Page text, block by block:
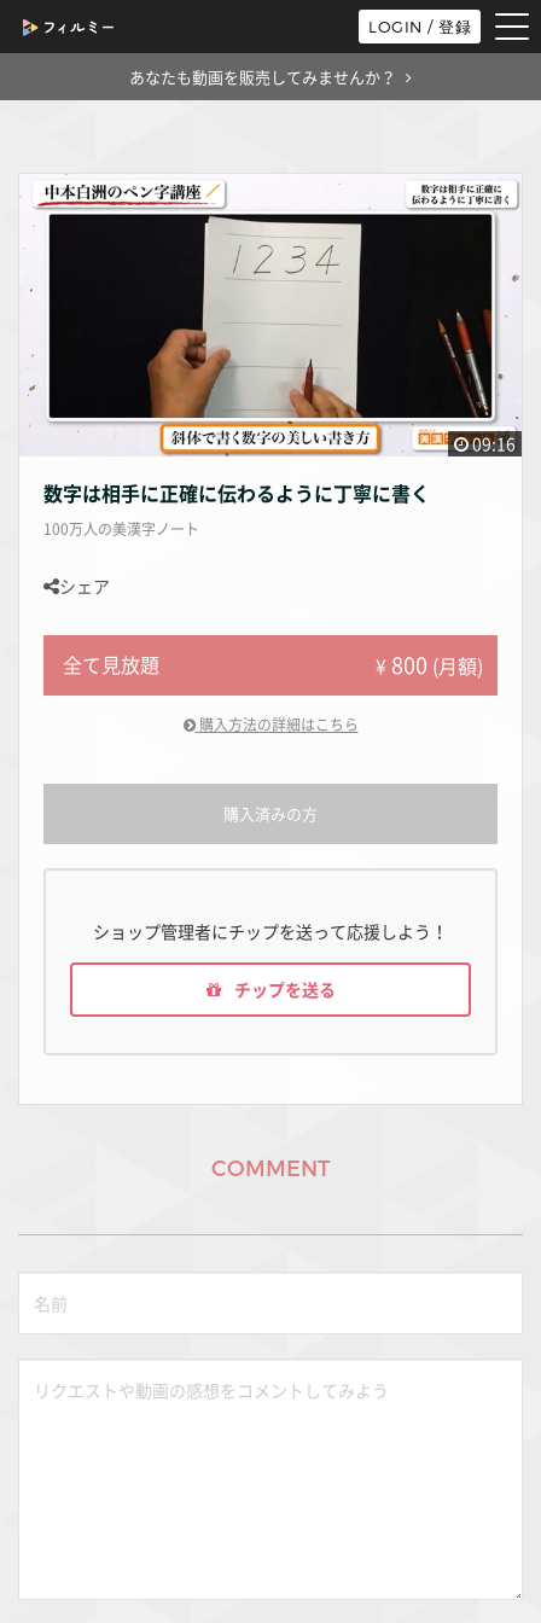
LOGIN / 登録
あなたも動画を販売してみませんか？
09:16
数字は相手に正確に伝わるように丁寧に書く
100万人の美漢字ノート
シェア
全て見放題 ¥ 800 (月額)
購入方法の詳細はこちら
購入済みの方
ショップ管理者にチップを送って応援しよう！
チップを送る
COMMENT